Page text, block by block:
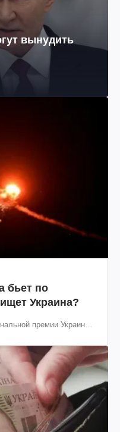
вынудить
бьет по
Украина?
премии Украины